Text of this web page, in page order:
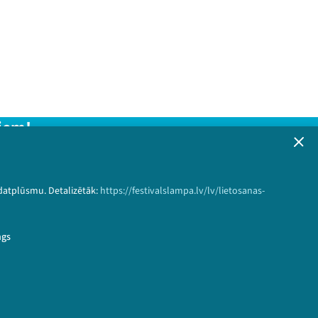
Detalizētāk: https://festivalslampa.lv/lv/lietosanas-
Pieteikties